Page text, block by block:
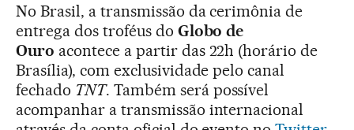
No Brasil, a transmissão da cerimônia de
entrega dos troféus do Globo de
Ouro acontece a partir das 22h (horário de
Brasília), com exclusividade pelo canal
fechado TNT. Também será possível
acompanhar a transmissão internacional